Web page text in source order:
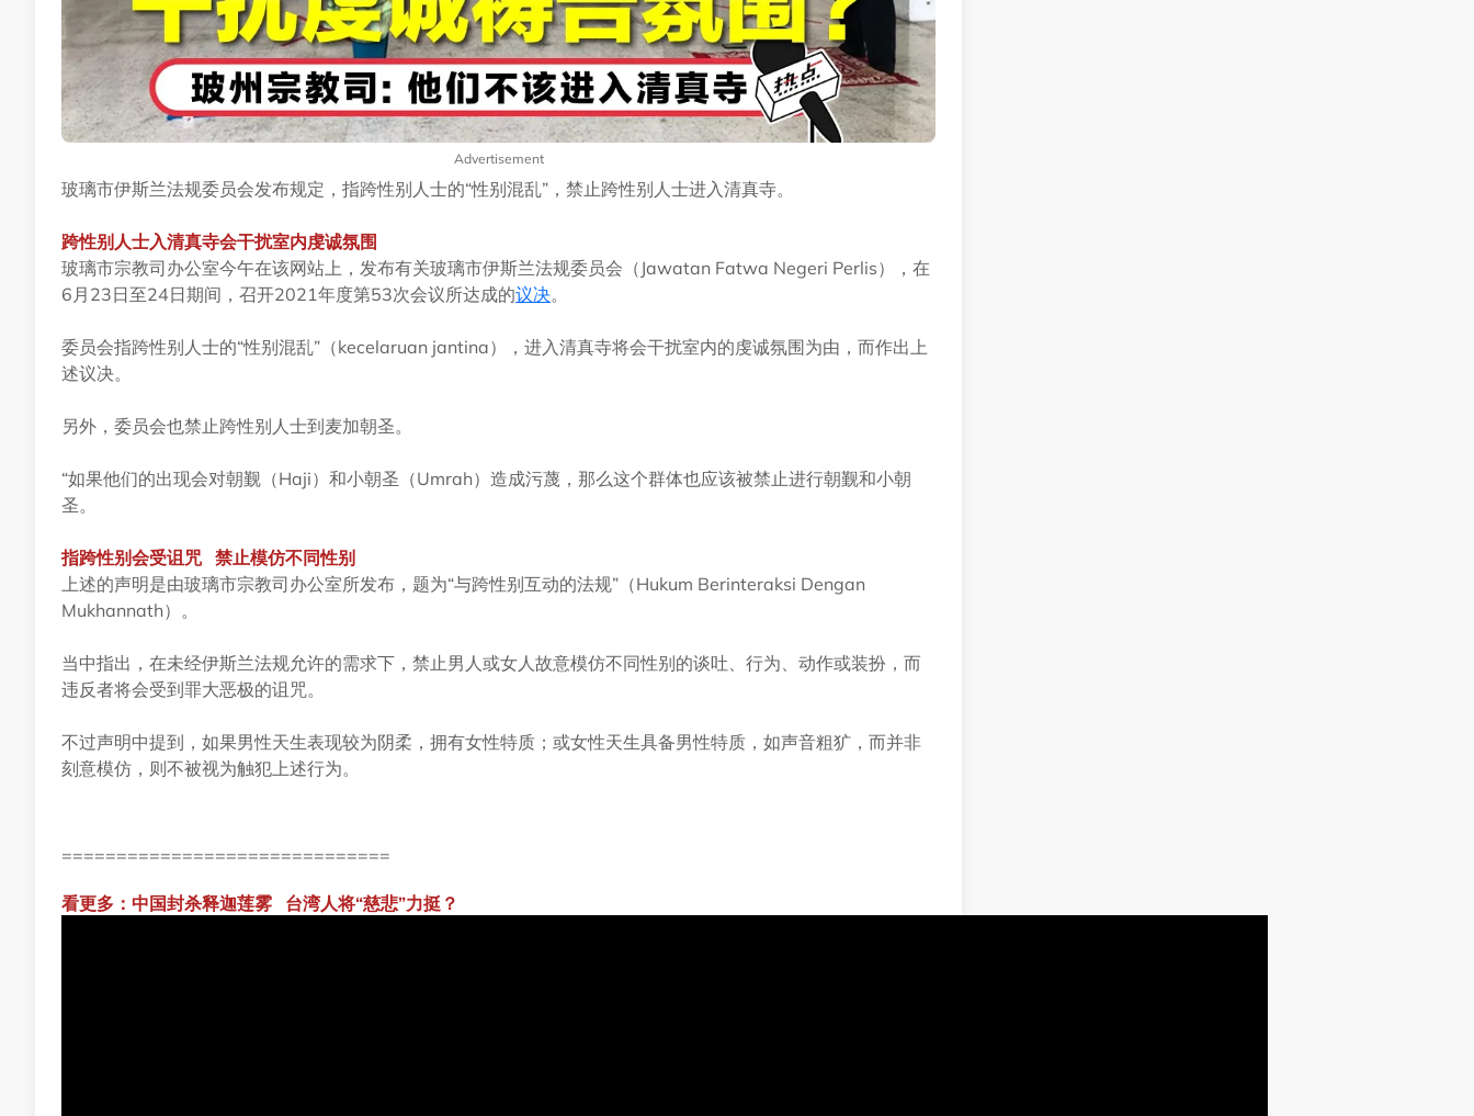
Advertisement
玻璃市伊斯兰法规委员会发布规定，指跨性别人士的“性别混乱”，禁止跨性别人士进入清真寺。
跨性别人士入清真寺会干扰室内虔诚氛围
玻璃市宗教司办公室今午在该网站上，发布有关玻璃市伊斯兰法规委员会（Jawatan Fatwa Negeri Perlis），在
6月23日至24日期间，召开2021年度第53次会议所达成的议决。
委员会指跨性别人士的“性别混乱”（kecelaruan jantina），进入清真寺将会干扰室内的虔诚氛围为由，而作出上
述议决。
另外，委员会也禁止跨性别人士到麦加朝圣。
“如果他们的出现会对朝觐（Haji）和小朝圣（Umrah）造成污蔑，那么这个群体也应该被禁止进行朝觐和小朝
圣。
指跨性别会受诅咒 禁止模仿不同性别
上述的声明是由玻璃市宗教司办公室所发布，题为“与跨性别互动的法规”（Hukum Berinteraksi Dengan
Mukhannath）。
当中指出，在未经伊斯兰法规允许的需求下，禁止男人或女人故意模仿不同性别的谈吐、行为、动作或装扮，而
违反者将会受到罪大恶极的诅咒。
不过声明中提到，如果男性天生表现较为阴柔，拥有女性特质；或女性天生具备男性特质，如声音粗犷，而并非
刻意模仿，则不被视为触犯上述行为。
==============================
看更多：中国封杀释迦莲雾 台湾人将“慈悲”力挺？